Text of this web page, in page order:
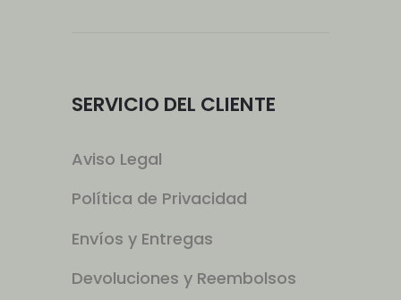
SERVICIO DEL CLIENTE
Aviso Legal
Política de Privacidad
Envíos y Entregas
Devoluciones y Reembolsos